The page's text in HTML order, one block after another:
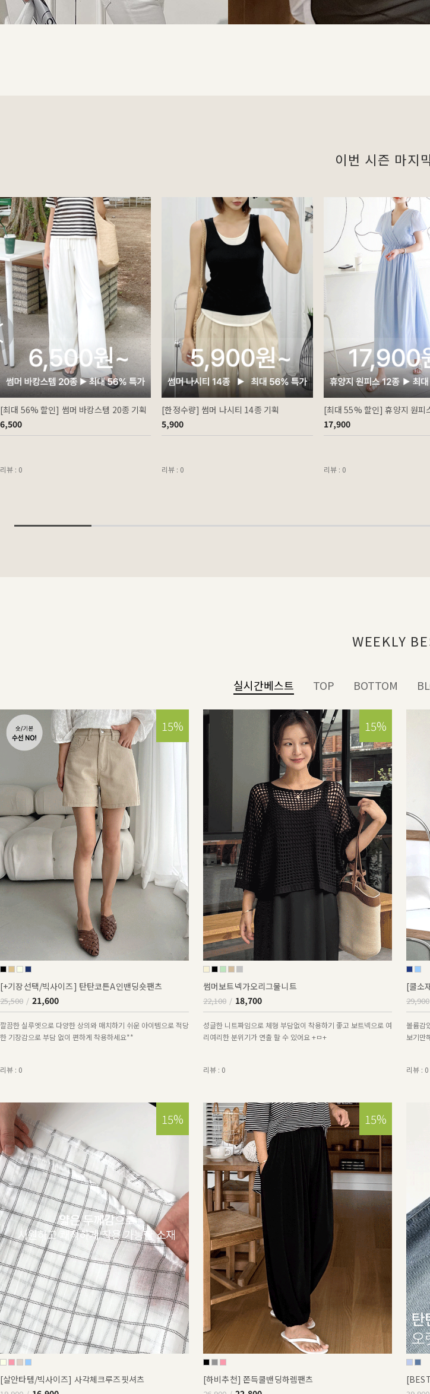
이번 시즌 마지
[최대 56% 할인] 썸머 바캉스템 20종 기획
6,500
리뷰 : 0
[한정수량] 썸머 나시티 14종 기획
5,900
리뷰 : 0
[최대 55% 할인] 휴양지 원피
17,900
리뷰 : 0
WEEKLY
실시간베스트 TOP BOTTOM
15%
[+기장선택/빅사이즈] 탄탄코튼A인밴딩숏팬츠
25,500 21,600
깔끔한 실루엣으로 다양한 상의와 매치하기 쉬운 아이템으로 적당
한 기장감으로 부담 없이 편하게 착용하세요**
리뷰 : 0
15%
썸머보트넥가오리그물니트
22,100 18,700
성글한 니트짜임으로 체형 부담없이 착용하기 좋고 보트넥으로 여
리여리한 분위기가 연출 할 수 있어요 +ㅁ+
리뷰 : 0
[쿨소
29,900
볼륨감
보기만
리뷰 : 0
15%
[살안타템/빅사이즈] 사각체크루즈핏셔츠
15%
[하비추천] 쫀득쿨밴딩하렘팬츠